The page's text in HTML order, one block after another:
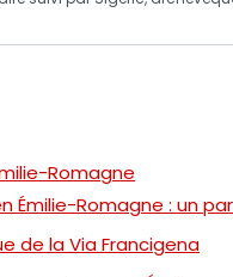
Romagne
Émilie-Romagne : un
de la Via Francigena